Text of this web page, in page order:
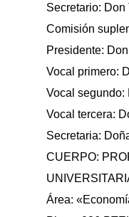
Secretario:
Comisión
Presidente:
Vocal primero:
Vocal segundo:
Vocal tercera:
Secretaria:
CUERPO:
Área: